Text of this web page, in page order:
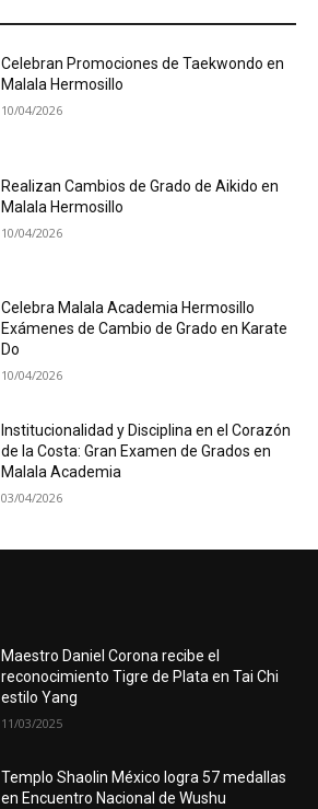
Celebran Promociones de Taekwondo en
Malala Hermosillo
10/04/2026
Realizan Cambios de Grado de Aikido en
Malala Hermosillo
10/04/2026
Celebra Malala Academia Hermosillo
Exámenes de Cambio de Grado en Karate
Do
10/04/2026
Institucionalidad y Disciplina en el Corazón
de la Costa: Gran Examen de Grados en
Malala Academia
03/04/2026
Maestro Daniel Corona recibe el
reconocimiento Tigre de Plata en Tai Chi
estilo Yang
11/03/2025
Templo Shaolin México logra 57 medallas
en Encuentro Nacional de Wushu